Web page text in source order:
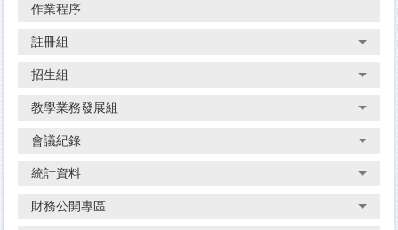
作業程序
註冊組
招生組
教學業務發展組
會議紀錄
統計資料
財務公開專區